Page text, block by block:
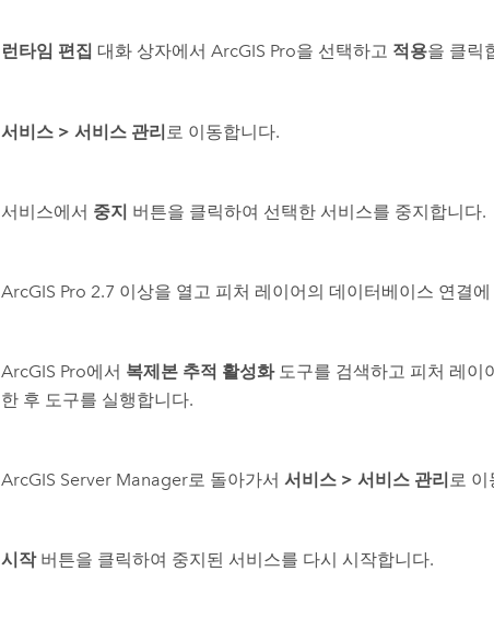
런타임 편집 대화 상자에서ArcGIS Pro을 선택하고 적용을 클릭
서비스 > 서비스 관리 로 이동합니다.
서비스에서 중지 버튼을 클릭하여 선택한 서비스를 중지합니다.
ArcGIS Pro 2.7 이상을 열고 피처 레이어의 데이터베이스 연결
ArcGIS Pro에서 복제본 추적 활성화도구를 검색하고 피처 레이
한 후 도구를 실행합니다.
ArcGIS Server Manager로 돌아가서서비스 > 서비스 관리 로
시작버튼을 클릭하여 중지된 서비스를 다시 시작합니다.